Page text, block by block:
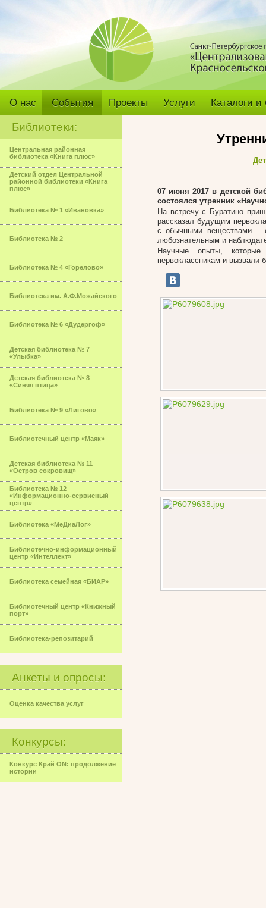
О нас События Проекты Услуги Каталоги
Библиотеки:
Центральная районная
библиотека «Книга плюс»
Детский отдел Центральной
районной библиотеки «Книга
плюс»
Библиотека № 1 «Ивановка»
Библиотека № 2
Библиотека № 4 «Горелово»
Библиотека им. А.Ф.Можайского
Библиотека № 6 «Дудергоф»
Детская библиотека № 7
«Улыбка»
Детская библиотека № 8
«Синяя птица»
Библиотека № 9 «Лигово»
Библиотечный центр «Маяк»
Детская библиотека № 11
«Остров сокровищ»
Библиотека № 12
«Информационно-сервисный
центр»
Библиотека «МеДиаЛог»
Библиотечно-информационный
центр «Интеллект»
Библиотека семейная «БИАР»
Библиотечный центр «Книжный
порт»
Библиотека-репозитарий
Анкеты и опросы:
Оценка качества услуг
Конкурсы:
Конкурс Край ON: продолжение
истории
07 июня 2017 в детской
состоялся утренник
На встречу с Буратино
рассказал будущим
с обычными веществами –
любознательным и
Научные опыты, которые
первоклассникам и вызвали